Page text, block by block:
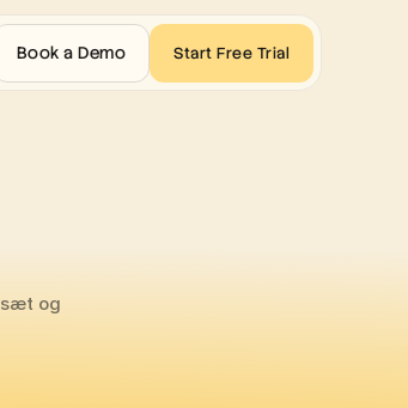
og
Book a Demo Start Free Trial